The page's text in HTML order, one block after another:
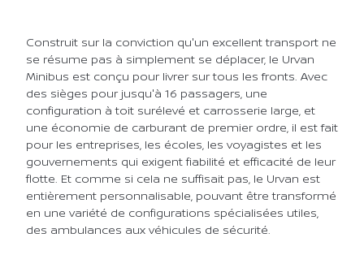
Construit sur la conviction qu'un excellent transport ne
se résume pas à simplement se déplacer, le Urvan
Minibus est conçu pour livrer sur tous les fronts. Avec
des sièges pour jusqu'à 16 passagers, une
configuration à toit surélevé et carrosserie large, et
une économie de carburant de premier ordre, il est fait
pour les entreprises, les écoles, les voyagistes et les
gouvernements qui exigent fiabilité et efficacité de leur
flotte. Et comme si cela ne suffisait pas, le Urvan est
entièrement personnalisable, pouvant être transformé
en une variété de configurations spécialisées utiles,
des ambulances aux véhicules de sécurité.